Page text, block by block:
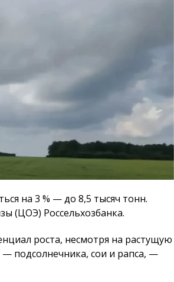
на 3 % — до 8,5 тысяч тонн.
(ЦОЭ) Россельхозбанка.
роста, несмотря на растущую
подсолнечника, сои и рапса, —